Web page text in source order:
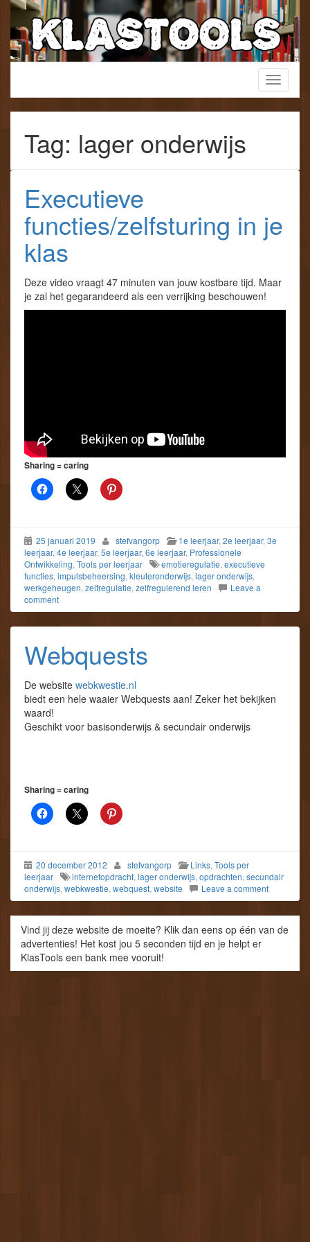
Skip
content
KlasTools
Een verzamelwebsite voor het lager onderwijs!
Toggle
Tag: lager onderwijs
Executieve
functies/zelfsturing in je
klas
Deze video vraagt 47 minuten van jouw kostbare tijd. Maar
je zal het gegarandeerd als een verrijking beschouwen!
Sharing = caring
25 januari 2019 stefvangorp 1e leerjaar, 2e leerjaar, 3e
leerjaar, 4e leerjaar, 5e leerjaar, 6e leerjaar, Professionele
Ontwikkeling, Tools per leerjaar emotieregulatie, executieve
functies, impulsbeheersing, kleuteronderwijs, lager onderwijs,
werkgeheugen, zelfregulatie, zelfregulerend leren
Leave a
comment
Webquests
De website webkwestie.nl
biedt een hele waaier Webquests aan! Zeker het bekijken
waard!
Geschikt voor basisonderwijs & secundair onderwijs
Sharing = caring
20 december 2012 stefvangorp Links, Tools per
leerjaar
internetopdracht, lager onderwijs, opdrachten, secundair
onderwijs, webkwestie, webquest, website Leave a comment
Vind jij deze website de moeite? Klik dan eens op één van de
advertenties! Het kost jou 5 seconden tijd en je helpt er
KlasTools een bank mee vooruit!